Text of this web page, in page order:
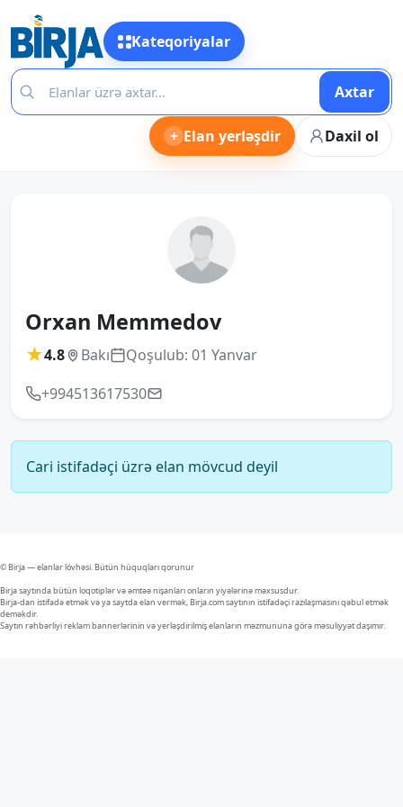
Kateqoriyalar
Axtar
+ Elan yerləşdir Daxil ol
Orxan Memmedov
★4.8 Bakı
Qoşulub: 01 Yanvar
+994513617530
Cari istifadəçi üzrə elan mövcud deyil
© Birja — elanlar lövhəsi. Bütün hüquqları qorunur
Birja saytında bütün loqotiplər və əmtəə nişanları onların yiyələrinə məxsusdur.
Birja-dan istifadə etmək və ya saytda elan vermək, Birja.com saytının istifadəçi razılaşmasını qəbul etmək
deməkdir.
Saytın rəhbərliyi reklam bannerlərinin və yerləşdirilmiş elanların məzmununa görə məsuliyyət daşımır.